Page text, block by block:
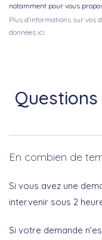
notamment pour vous
Plus d'informations sur vos
données ici.
En combien de
Si vous avez une
intervenir sous 2
Si votre demande